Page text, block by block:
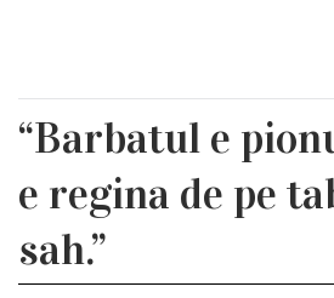
“Barbatul e
e regina de pe
sah.”